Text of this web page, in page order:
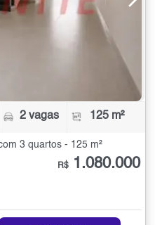
2 vagas 125 m²
3 quartos - 125 m²
R$ 1.080.000